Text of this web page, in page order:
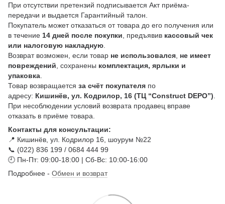
При отсутствии претензий подписывается Акт приёма-
передачи и выдается Гарантийный талон.
Покупатель может отказаться от товара до его получения или
в течение 14 дней после покупки , предъявив кассовый чек
или налоговую накладную
Возврат возможен, если товар не использовался не имеет
повреждений , сохранены комплектация, ярлыки и
упаковка
Товар возвращается за счёт покупателя по
адресу: Кишинёв, ул. Кодрилор, 16 (ТЦ “Construct DEPO”)
При несоблюдении условий возврата продавец вправе
отказать в приёме товара.
Контакты для консультации:
📍 Кишинёв, ул. Кодрилор 16, шоурум №22
📞 (022) 836 199 / 0684 444 99
🕘 Пн-Пт: 09:00-18:00 | Сб-Вс: 10:00-16:00
Подробнее - Обмен и возврат